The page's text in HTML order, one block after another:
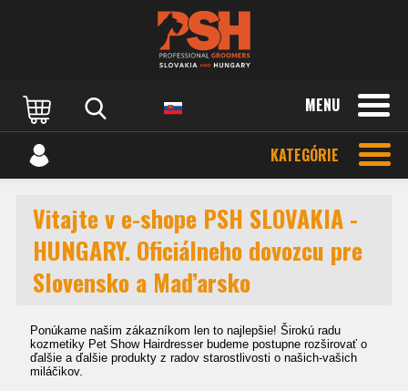
MENU
KATEGÓRIE
Vitajte v e-shope PSH SLOVAKIA -
HUNGARY. Oficiálneho dovozcu pre
Slovensko a Maďarsko
Ponúkame našim zákazníkom len to najlepšie! Širokú radu
kozmetiky Pet Show Hairdresser budeme postupne rozširovať o
ďalšie a ďalšie produkty z radov starostlivosti o našich-vašich
miláčikov.